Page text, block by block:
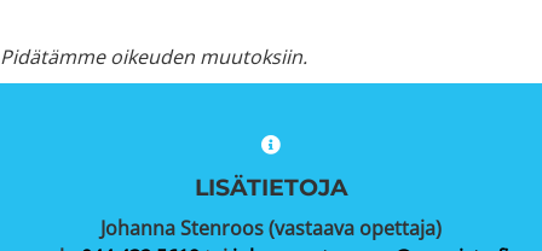
Pidätämme oikeuden muutoksiin.
LISÄTIETOJA
Johanna Stenroos (vastaava opettaja)